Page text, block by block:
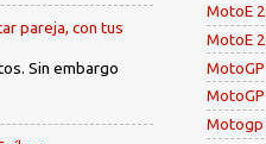
pareja, con tus
Sin embargo
MotoE
MotoE
MotoGP
Motogp